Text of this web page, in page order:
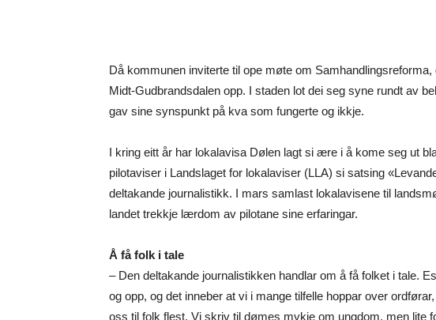
Då kommunen inviterte til ope møte om
Midt-Gudbrandsdalen opp. I staden lot dei seg syne rundt av
gav sine synspunkt på kva som fungerte og ikkje.
I kring eitt år har lokalavisa Dølen lagt si ære i å kome seg ut
pilotaviser i Landslaget for lokalaviser (LLA) si satsing
deltakande journalistikk. I mars samlast lokalavisene til
landet trekkje lærdom av pilotane sine erfaringar.
Å få folk i tale
– Den deltakande journalistikken handlar om å få folket i tale.
og opp, og det inneber at vi i mange tilfelle hoppar over
oss til folk flest. Vi skriv til dømes mykje om ungdom, men lite